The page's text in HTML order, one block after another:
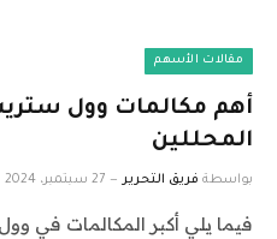
مقالات الأسهم
أهم مكالمات وول
المحللين
بواسطة فريق التحرير 27 سبتمبر، 2024
فيما يلي أكبر المكالمات في